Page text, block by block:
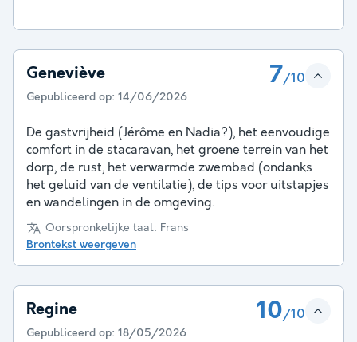
Geneviève 7/10
Gepubliceerd op: 14/06/2026
De gastvrijheid (Jérôme en Nadia?), het eenvoudige
comfort in de stacaravan, het groene terrein van het
dorp, de rust, het verwarmde zwembad (ondanks
het geluid van de ventilatie), de tips voor uitstapjes
en wandelingen in de omgeving.
Oorspronkelijke taal: Frans
Brontekst weergeven
Regine 10/10
Gepubliceerd op: 18/05/2026